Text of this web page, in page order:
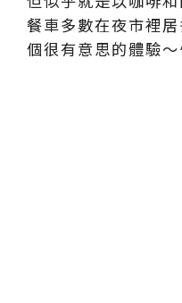
餐車多數在夜市裡
個很有意思的體驗